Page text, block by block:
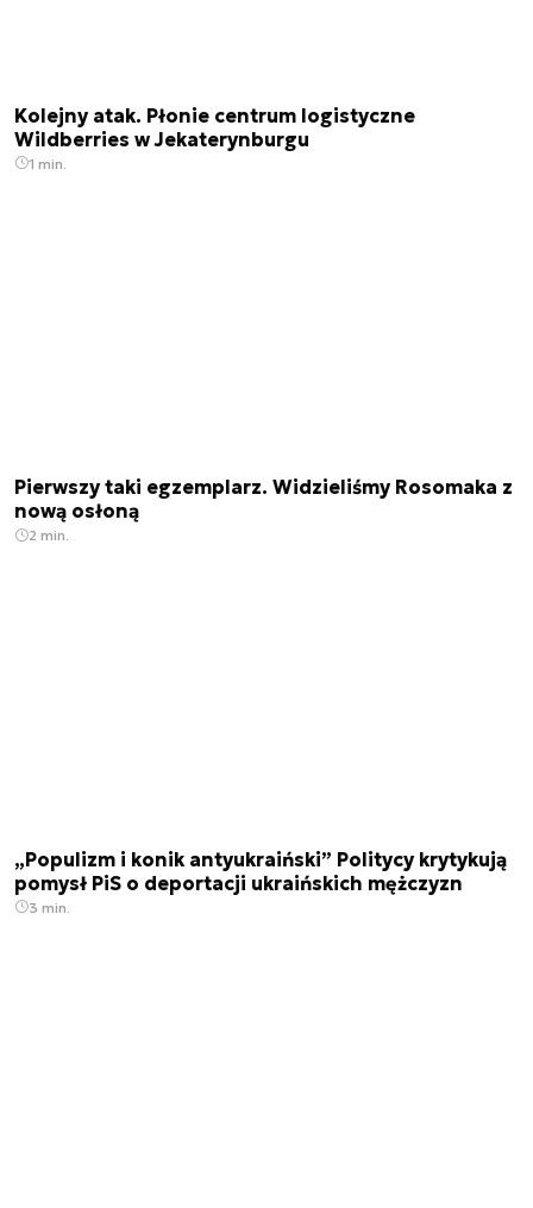
Kolejny atak. Płonie centrum logistyczne
Wildberries w Jekaterynburgu
1 min.
Pierwszy taki egzemplarz. Widzieliśmy Rosomaka z
nową osłoną
2 min.
„Populizm i konik antyukraiński” Politycy krytykują
pomysł PiS o deportacji ukraińskich mężczyzn
3 min.